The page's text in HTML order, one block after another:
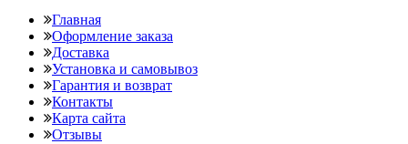
Главная
Оформление заказа
Доставка
Установка и самовывоз
Гарантия и возврат
Контакты
Карта сайта
Отзывы